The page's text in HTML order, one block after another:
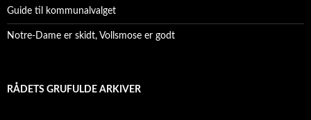
Guide til kommunalvalget
Notre-Dame er skidt, Vollsmose er godt
RÅDETS GRUFULDE ARKIVER